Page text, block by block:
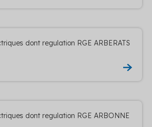
dont regulation RGE ARBERATS
dont regulation RGE ARBONNE